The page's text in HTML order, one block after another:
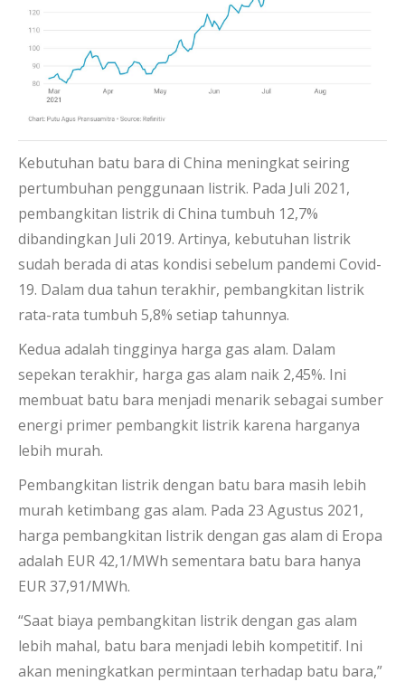
Kebutuhan batu bara di China meningkat seiring
pertumbuhan penggunaan listrik. Pada Juli 2021,
pembangkitan listrik di China tumbuh 12,7%
dibandingkan Juli 2019. Artinya, kebutuhan listrik
sudah berada di atas kondisi sebelum pandemi Covid-
19. Dalam dua tahun terakhir, pembangkitan listrik
rata-rata tumbuh 5,8% setiap tahunnya.
Kedua adalah tingginya harga gas alam. Dalam
sepekan terakhir, harga gas alam naik 2,45%. Ini
membuat batu bara menjadi menarik sebagai sumber
energi primer pembangkit listrik karena harganya
lebih murah.
Pembangkitan listrik dengan batu bara masih lebih
murah ketimbang gas alam. Pada 23 Agustus 2021,
harga pembangkitan listrik dengan gas alam di Eropa
adalah EUR 42,1/MWh sementara batu bara hanya
EUR 37,91/MWh.
“Saat biaya pembangkitan listrik dengan gas alam
lebih mahal, batu bara menjadi lebih kompetitif. Ini
akan meningkatkan permintaan terhadap batu bara,”